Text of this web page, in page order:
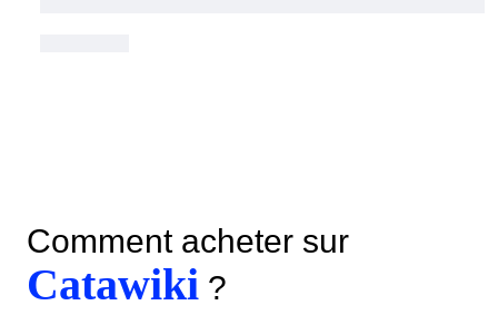
Comment acheter sur
Catawiki ?